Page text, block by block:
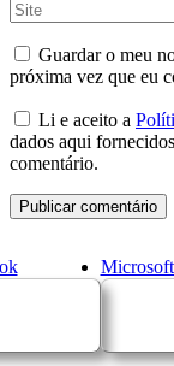
Guardar o meu
próxima vez que eu
Li e aceito a
dados aqui
comentário.